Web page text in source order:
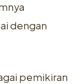
dengan
pemikiran